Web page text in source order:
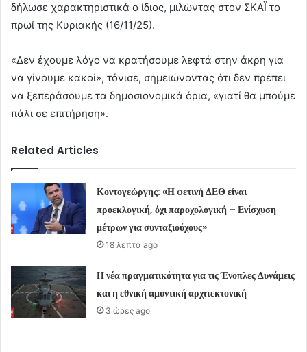
δήλωσε χαρακτηριστικά ο ίδιος, μιλώντας στον ΣΚΑΪ το
πρωί της Κυριακής (16/11/25).
«Δεν έχουμε λόγο να κρατήσουμε λεφτά στην άκρη για
να γίνουμε κακοί», τόνισε, σημειώνοντας ότι δεν πρέπει
να ξεπεράσουμε τα δημοσιονομικά όρια, «γιατί θα μπούμε
πάλι σε επιτήρηση».
Related Articles
Κοντογεώργης: «Η φετινή ΔΕΘ είναι
προεκλογική, όχι παροχολογική – Ενίσχυση
μέτρων για συνταξιούχους»
18 λεπτά ago
Η νέα πραγματικότητα για τις Ένοπλες Δυνάμεις
και η εθνική αμυντική αρχιτεκτονική
3 ώρες ago